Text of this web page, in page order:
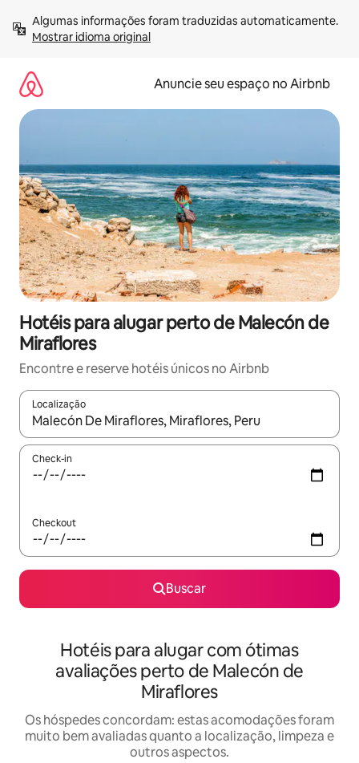
para
Mostrar idioma original
Anuncie seu espaço no Airbnb
Hotéis para alugar perto de Malecón de
Miraflores
Encontre e reserve hotéis únicos no Airbnb
Localização
Quando os resultados estiverem disponíveis, explore-os
Check-in
Checkout
Buscar
Hotéis para alugar com ótimas
avaliações perto de Malecón de
Miraflores
Os hóspedes concordam: estas acomodações foram
muito bem avaliadas quanto a localização, limpeza e
outros aspectos.